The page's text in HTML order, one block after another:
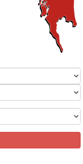
৫ আগস্ট, ২০২৬
পারে আজ : মার্কিন অর্থমন...
৫ আগস্ট, ২০২৬
পারমাণবিক বোমা দিয়ে করা
৫ আগস্ট, ২০২৬
সন্দেহের মুখে কীটনাশকের
৫ আগস্ট, ২০২৬